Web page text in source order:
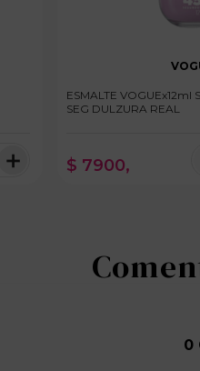
＋
ESMALTE VOGUEx12ml
SEG DULZURA REAL
$ 7900,
0